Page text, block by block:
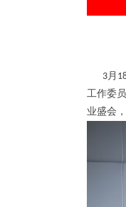
3月
工作委
业盛会